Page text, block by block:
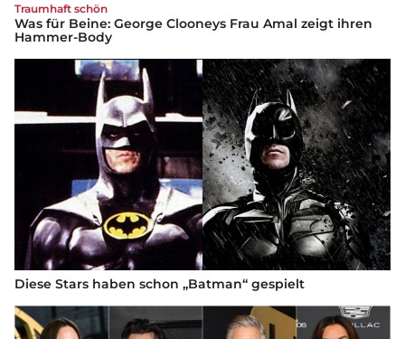
Traumhaft schön
Was für Beine: George Clooneys Frau Amal zeigt ihren
Hammer-Body
Diese Stars haben schon „Batman“ gespielt